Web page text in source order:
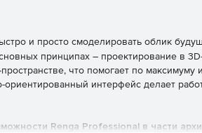
и просто смоделировать облик
принципах – проектирование в
что помогает по максимуму
ориентированный интерфейс делает
Renga Professional в части